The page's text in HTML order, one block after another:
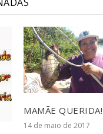
MAMÃE QUERIDA!
14 de maio de 2017